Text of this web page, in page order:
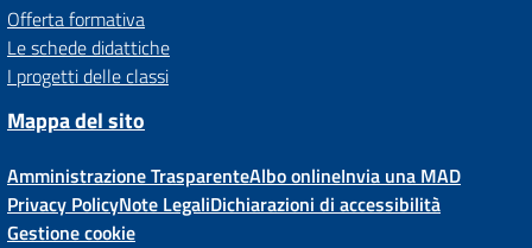
Offerta formativa
Le schede didattiche
I progetti delle classi
Mappa del sito
Amministrazione TrasparenteAlbo onlineInvia una MAD
Privacy PolicyNote LegaliDichiarazioni di accessibilità
Gestione cookie